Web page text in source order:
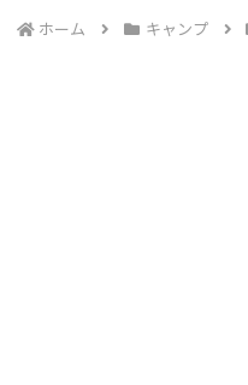
ホーム キャンプ